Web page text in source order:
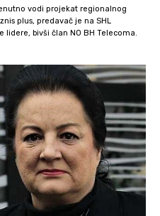
vodi projekat regionalnog
plus, predavač je na SHL
lidere, bivši član NO BH Telecoma.